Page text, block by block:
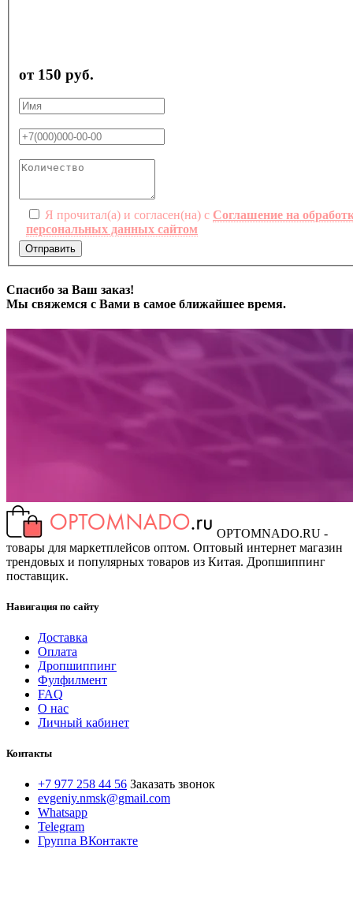
от 150 руб.
Я прочитал(а) и согласен(на) с Соглашение на
персональных данных сайтом
Отправить
Спасибо за Ваш заказ!
Мы свяжемся с Вами в самое ближайшее время.
OPTOMNADO.RU -
товары для маркетплейсов оптом. Оптовый интернет магазин
трендовых и популярных товаров из Китая. Дропшиппинг
поставщик.
Навигация по сайту
Доставка
Оплата
Дропшиппинг
Фулфилмент
FAQ
О нас
Личный кабинет
Контакты
+7 977 258 44 56 Заказать звонок
evgeniy.nmsk@gmail.com
Whatsapp
Telegram
Группа ВКонтакте